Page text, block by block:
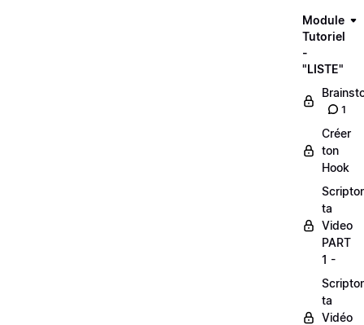
Module
Tutoriel
-
"LISTE"
1
Créer
ton
Hook
ta
Video
PART
1 -
ta
Vidéo